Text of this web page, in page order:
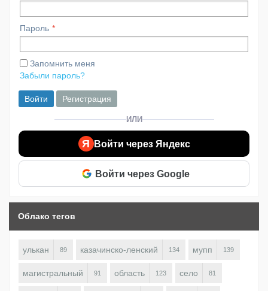
Пароль
Запомнить меня
Забыли пароль?
Войти Регистрация
ИЛИ
Я Войти через Яндекс
Войти через Google
Облако тегов
улькан 89 казачинско-ленский 134 мупп 139
магистральный 91 область 123 село 81